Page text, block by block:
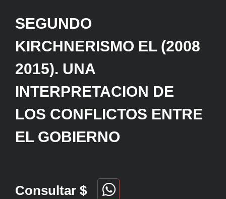
SEGUNDO
KIRCHNERISMO EL (2008
2015). UNA
INTERPRETACION DE
LOS CONFLICTOS ENTRE
EL GOBIERNO
Consultar $